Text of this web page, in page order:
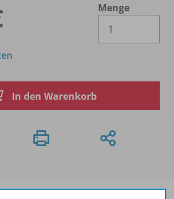
Menge
In den Warenkorb